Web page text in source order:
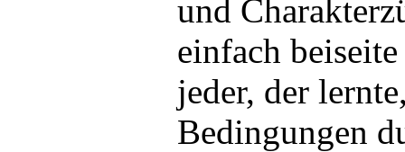
und
einfach
jeder, der
Bedingungen